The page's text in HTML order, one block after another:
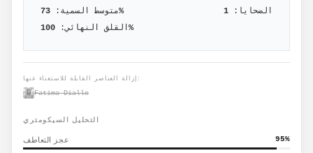
متوسط السمية:
73 % الضحايا:
1
القلق النهائي:
100 %
إزالة العناصر القابلة للاستغناء عنها:
Fatima Diallo
التحليل السيكومتري
عجز التعاطف 95%